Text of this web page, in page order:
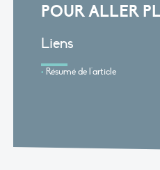
POUR ALLER
Liens
Résumé de l'article